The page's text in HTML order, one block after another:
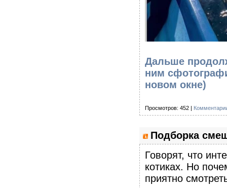
Дальше
ним
новом окне)
Просмотров: 452 |
Подборка
Говорят, что
котиках. Но
приятно